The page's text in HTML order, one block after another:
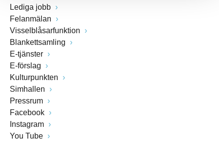
Lediga jobb
Felanmälan
Visselblåsarfunktion
Blankettsamling
E-tjänster
E-förslag
Kulturpunkten
Simhallen
Pressrum
Facebook
Instagram
You Tube